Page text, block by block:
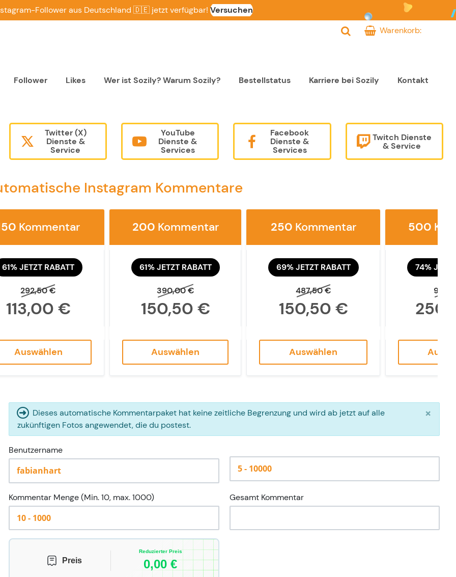
Follower aus Deutschland 🇩🇪 jetzt verfügbar! Versuchen
Warenkorb:
Follower Likes Wer ist Sozily? Warum Sozily? Bestellstatus Karriere bei Sozily Kontakt
Twitter (X)
Dienste &
Service
YouTube
Dienste &
Services
Facebook
Dienste &
Services
Twitch Dienste
& Service
Instagram Kommentare
Kommentar
61% JETZT RABATT
292,50 €
113,00 €
Auswählen
200 Kommentar
61% JETZT RABATT
390,00 €
150,50 €
Auswählen
250 Kommentar
69% JETZT RABATT
487,50 €
150,50 €
Auswählen
500
74%
Dieses automatische Kommentarpaket hat keine zeitliche Begrenzung und wird ab jetzt auf alle
zukünftigen Fotos angewendet, die du postest.
×
Benutzername
Kommentar Menge (Min. 10, max. 1000) Gesamt Kommentar
Preis
Reduzierter Preis
0,00 €